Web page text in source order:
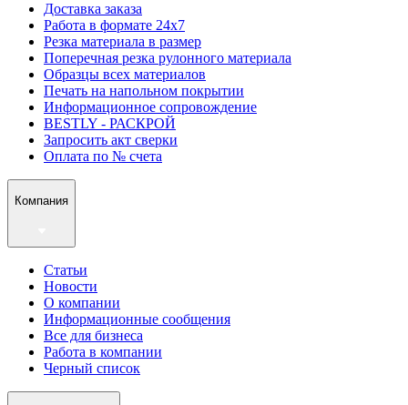
Доставка заказа
Работа в формате 24х7
Резка материала в размер
Поперечная резка рулонного материала
Образцы всех материалов
Печать на напольном покрытии
Информационное сопровождение
BESTLY - РАСКРОЙ
Запросить акт сверки
Оплата по № счета
Компания
Статьи
Новости
О компании
Информационные сообщения
Все для бизнеса
Работа в компании
Черный список